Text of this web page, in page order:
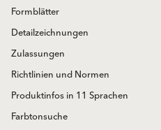
Formblätter
Detailzeichnungen
Zulassungen
Richtlinien und Normen
Produktinfos in 11 Sprachen
Farbtonsuche